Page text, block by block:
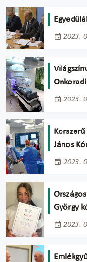
2023.
2023.
János
2023.
György
2023.